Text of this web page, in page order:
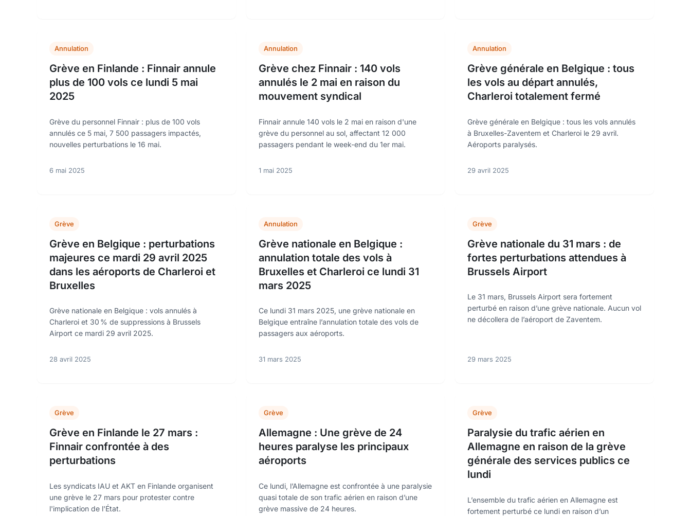
Annulation
Grève en Finlande : Finnair annule
plus de 100 vols ce lundi 5 mai
2025
Grève du personnel Finnair : plus de 100 vols
annulés ce 5 mai, 7 500 passagers impactés,
nouvelles perturbations le 16 mai.
6 mai 2025
Annulation
Grève chez Finnair : 140 vols
annulés le 2 mai en raison du
mouvement syndical
Finnair annule 140 vols le 2 mai en raison d'une
grève du personnel au sol, affectant 12 000
passagers pendant le week-end du 1er mai.
1 mai 2025
Annulation
Grève générale en Belgique : tous
les vols au départ annulés,
Charleroi totalement fermé
Grève générale en Belgique : tous les vols annulés
à Bruxelles-Zaventem et Charleroi le 29 avril.
Aéroports paralysés.
29 avril 2025
Grève
Grève en Belgique : perturbations
majeures ce mardi 29 avril 2025
dans les aéroports de Charleroi et
Bruxelles
Grève nationale en Belgique : vols annulés à
Charleroi et 30 % de suppressions à Brussels
Airport ce mardi 29 avril 2025.
28 avril 2025
Annulation
Grève nationale en Belgique :
annulation totale des vols à
Bruxelles et Charleroi ce lundi 31
mars 2025
Ce lundi 31 mars 2025, une grève nationale en
Belgique entraîne l’annulation totale des vols de
passagers aux aéroports.
31 mars 2025
Grève
Grève nationale du 31 mars : de
fortes perturbations attendues à
Brussels Airport
Le 31 mars, Brussels Airport sera fortement
perturbé en raison d’une grève nationale. Aucun vol
ne décollera de l’aéroport de Zaventem.
29 mars 2025
Grève
Grève en Finlande le 27 mars :
Finnair confrontée à des
perturbations
Les syndicats IAU et AKT en Finlande organisent
une grève le 27 mars pour protester contre
l'implication de l'État.
Grève
Allemagne : Une grève de 24
heures paralyse les principaux
aéroports
Ce lundi, l’Allemagne est confrontée à une paralysie
quasi totale de son trafic aérien en raison d’une
grève massive de 24 heures.
Grève
Paralysie du trafic aérien en
Allemagne en raison de la grève
générale des services publics ce
lundi
L’ensemble du trafic aérien en Allemagne est
fortement perturbé ce lundi en raison d’un